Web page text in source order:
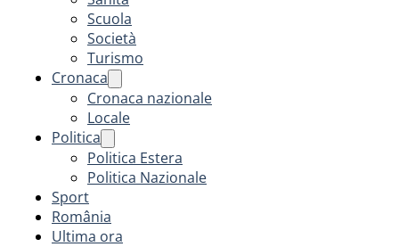
Scuola
Società
Turismo
Cronaca
Cronaca nazionale
Locale
Politica
Politica Estera
Politica Nazionale
Sport
România
Ultima ora